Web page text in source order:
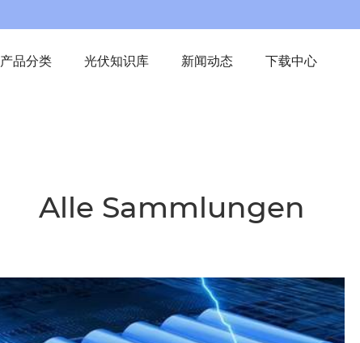
产品分类 光伏知识库 新闻动态 下载中心
Alle Sammlungen